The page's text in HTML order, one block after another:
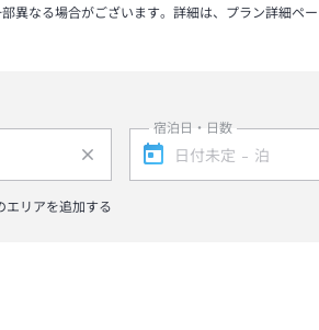
なる場合がございます。詳細は、プラン詳細ペー
エリアを追加する
宿泊日・日数